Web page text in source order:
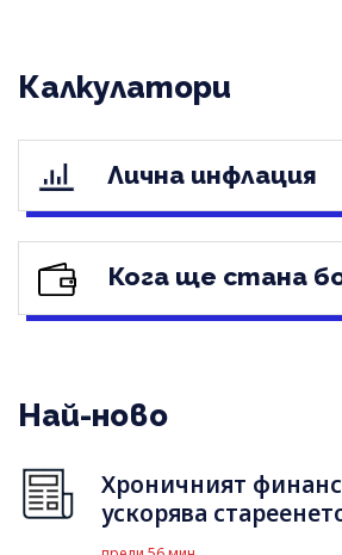
Калкулатори
Лична инфлация
Кога ще стана
Най-ново
Хроничният
ускорява